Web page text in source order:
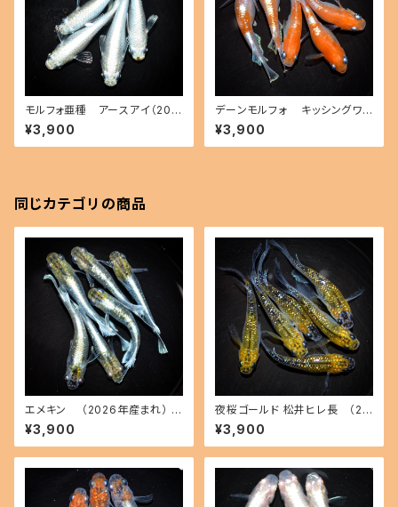
モルフォ亜種 アースアイ（202
6年産まれ） オス2 メス2(現物
出品) ikahoff A-0727-5144
5-a
¥3,900
デーンモルフォ キッシングワイ
ドフィン（2026年産まれ） オス2
メス3(現物出品) ikahoff D-0
801-51497-a
¥3,900
同じカテゴリの商品
エメキン （2026年産まれ） オ
ス3 メス3(現物出品) ikahoff
C-0707-51200-a
¥3,900
夜桜ゴールド 松井ヒレ長 （20
26年産まれ） オス3 メス3(現物
出品) ikahoff C-0728-5146
2-a
¥3,900